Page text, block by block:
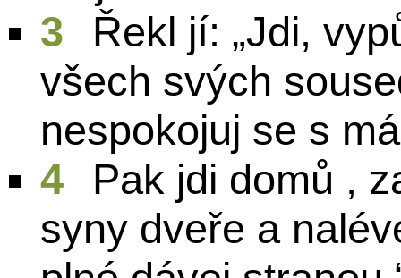
3
Řekl jí: „Jdi,
všech svých
nespokojuj se s
4
Pak jdi domů ,
syny dveře a